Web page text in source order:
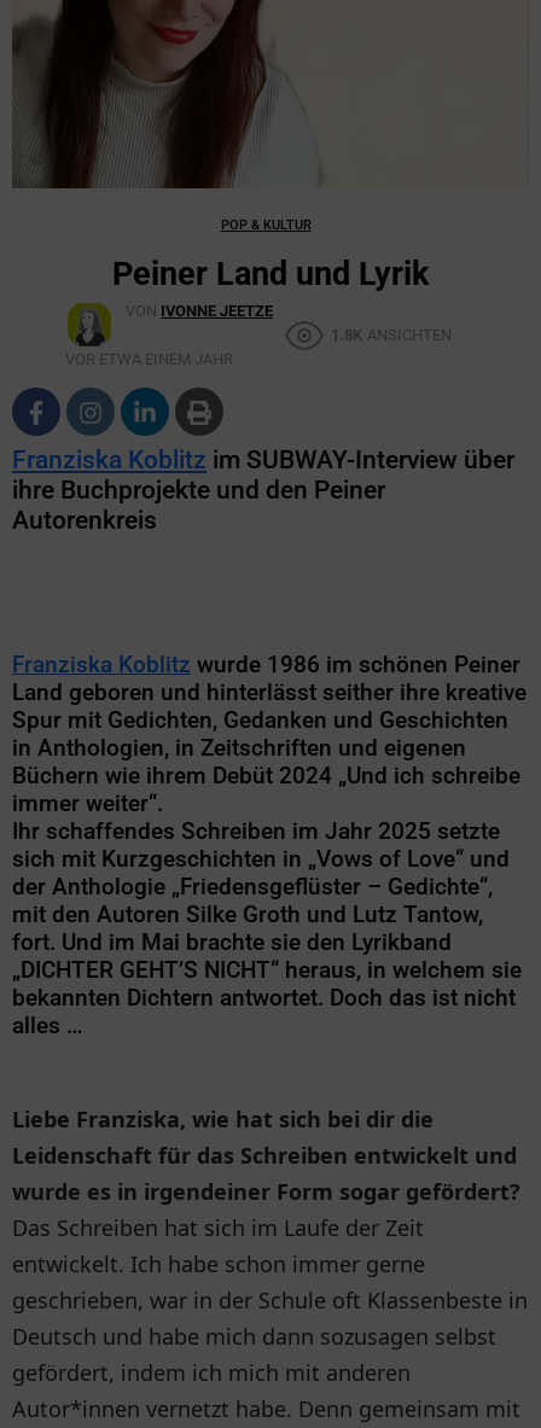
POP & KULTUR
Peiner Land und Lyrik
VON IVONNE JEETZE
VOR ETWA EINEM JAHR
1.8K ANSICHTEN
Franziska Koblitz im SUBWAY-Interview über
ihre Buchprojekte und den Peiner
Autorenkreis
Franziska Koblitz wurde 1986 im schönen Peiner
Land geboren und hinterlässt seither ihre kreative
Spur mit Gedichten, Gedanken und Geschichten
in Anthologien, in Zeitschriften und eigenen
Büchern wie ihrem Debüt 2024 „Und ich schreibe
immer weiter“.
Ihr schaffendes Schreiben im Jahr 2025 setzte
sich mit Kurzgeschichten in „Vows of Love“ und
der Anthologie „Friedensgeflüster – Gedichte“,
mit den Autoren Silke Groth und Lutz Tantow,
fort. Und im Mai brachte sie den Lyrikband
„DICHTER GEHT’S NICHT“ heraus, in welchem sie
bekannten Dichtern antwortet. Doch das ist nicht
alles …
Liebe Franziska, wie hat sich bei dir die
Leidenschaft für das Schreiben entwickelt und
wurde es in irgendeiner Form sogar gefördert?
Das Schreiben hat sich im Laufe der Zeit
entwickelt. Ich habe schon immer gerne
geschrieben, war in der Schule oft Klassenbeste in
Deutsch und habe mich dann sozusagen selbst
gefördert, indem ich mich mit anderen
Autor*innen vernetzt habe. Denn gemeinsam mit